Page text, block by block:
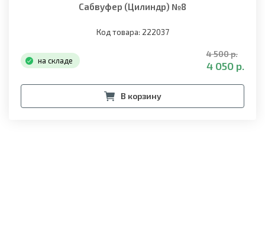
Сабвуфер (Цилиндр) №8
Код товара: 222037
на складе
4 500 р.
4 050 р.
В корзину